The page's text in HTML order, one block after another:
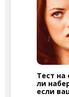
Тест на
ли
если